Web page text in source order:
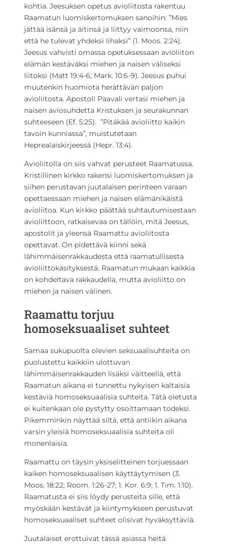
kohtia. Jeesuksen opetus avioliitosta rakentuu
Raamatun luomiskertomuksen sanoihin: ”Mies
jättää isänsä ja äitinsä ja liittyy vaimoonsa, niin
että he tulevat yhdeksi lihaksi” (1. Moos. 2:24).
Jeesus vahvisti omassa opetuksessaan avioliiton
elämän kestäväksi miehen ja naisen väliseksi
liitoksi (Matt 19:4-6; Mark. 10:6-9). Jeesus puhui
muutenkin huomiota herättävän paljon
avioliitosta. Apostoli Paavali vertasi miehen ja
naisen aviosuhdetta Kristuksen ja seurakunnan
suhteeseen (Ef. 5:25). ”Pitäkää avioliitto kaikin
tavoin kunniassa”, muistutetaan
Heprealaiskirjeessä (Hepr. 13:4).
Avioliitolla on siis vahvat perusteet Raamatussa.
Kristillinen kirkko rakensi luomiskertomuksen ja
siihen perustavan juutalaisen perinteen varaan
opettaessaan miehen ja naisen elämänikäistä
avioliitoa. Kun kirkko päättää suhtautumisestaan
avioliittoon, ratkaisevaa on tällöin, mitä Jeesus,
apostolit ja yleensä Raamattu avioliitosta
opettavat. On pidettävä kiinni sekä
lähimmäisenrakkaudesta että raamatullisesta
avioliittokäsityksestä. Raamatun mukaan kaikkia
on kohdeltava rakkaudella, mutta avioliitto on
miehen ja naisen välinen.
Raamattu torjuu
homoseksuaaliset suhteet
Samaa sukupuolta olevien seksuaalisuhteita on
puolustettu kaikkiin ulottuvan
lähimmäisenrakkauden lisäksi väitteellä, että
Raamatun aikana ei tunnettu nykyisen kaltaisia
kestäviä homoseksuaalisia suhteita. Tätä oletusta
ei kuitenkaan ole pystytty osoittamaan todeksi.
Pikemminkin näyttää siltä, että antiikin aikana
varsin yleisiä homoseksuaalisia suhteita oli
monenlaisia.
Raamattu on täysin yksiselitteinen torjuessaan
kaiken homoseksuaalisen käyttäytymisen (3.
Moos. 18:22; Room. 1:26-27; 1. Kor. 6:9; 1. Tim. 1:10).
Raamatusta ei siis löydy perusteita sille, että
myöskään kestävät ja kiintymykseen perustuvat
homoseksuaaliset suhteet olisivat hyväksyttäviä.
Juutalaiset erottuivat tässä asiassa heitä